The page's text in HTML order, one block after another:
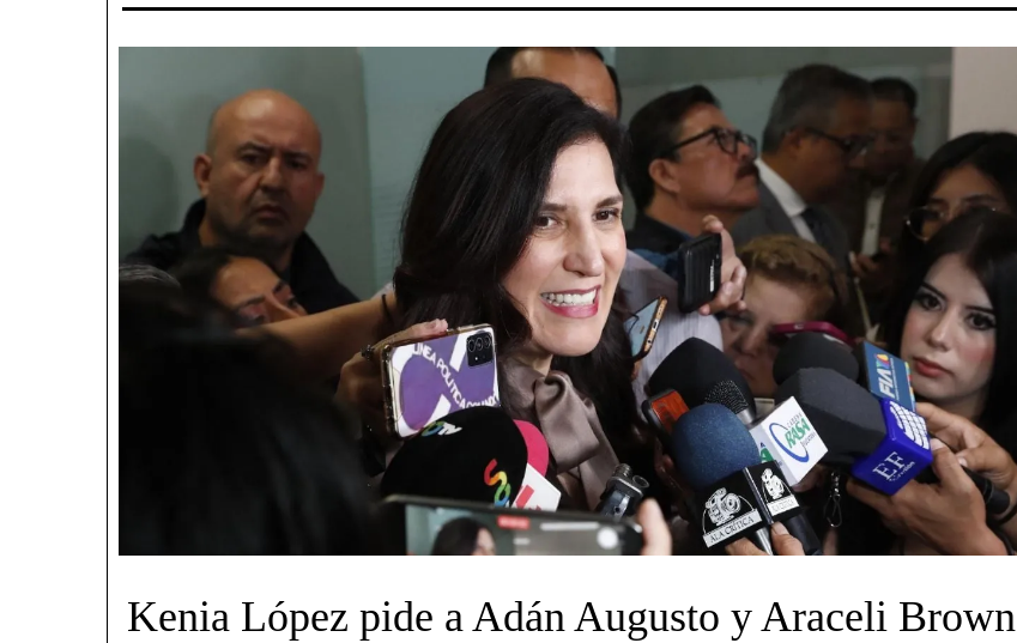
Kenia López pide a Adán Augusto y Araceli Brown